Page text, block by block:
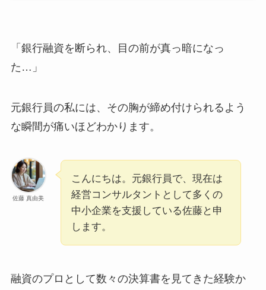
「銀行融資を断られ、目の前が真っ暗になっ
た…」
元銀行員の私には、その胸が締め付けられるよう
な瞬間が痛いほどわかります。
佐藤 真由美
こんにちは。元銀行員で、現在は
経営コンサルタントとして多くの
中小企業を支援している佐藤と申
します。
融資のプロとして数々の決算書を見てきた経験か